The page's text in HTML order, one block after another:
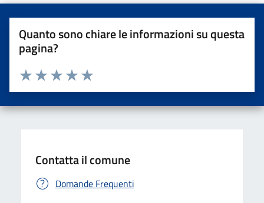
Quanto sono chiare le informazioni su questa
pagina?
Valuta da 1 a 5 stelle la pagina
Valuta 5 stelle su 5
Valuta 4 stelle su 5
Valuta 3 stelle su 5
Valuta 2 stelle su 5
Valuta una stella su 5
Contatta il comune
Domande Frequenti